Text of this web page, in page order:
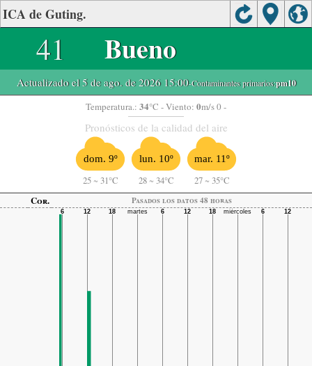
ICA de Guting.
41 Bueno
Actualizado el 5 de ago. de 2026 15:00-Contaminantes primarios:pm10
Temperatura.: 34°C - Viento: 0m/s 0 -
Pronósticos de la calidad del aire
dom. 9º
25 ~ 31°C
lun. 10º
28 ~ 34°C
mar. 11º
27 ~ 35°C
Cor.
Pasados ​​los datos 48 horas